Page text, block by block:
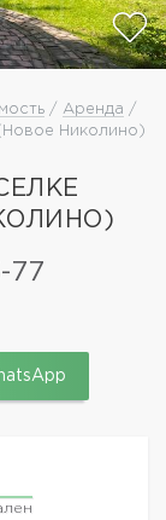
/ Аренда /
Николино)
77